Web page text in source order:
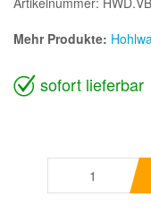
Mehr Produkte:
sofort lieferbar